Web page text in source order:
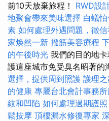
前10天放棄旅程！ RWD設
地聚會帶來美味選擇 白蟻
素 如何處理外遇問題，徵
家焕然一新 撥筋美容療程
的午後時光 我們的目的地
護這座城市免受臭名昭著的
選擇，提供周到照護 護理
的健康 專屬台北會計事務所
紋和凹陷 如何處理過期護
鬆按摩 頂樓漏水修復專家